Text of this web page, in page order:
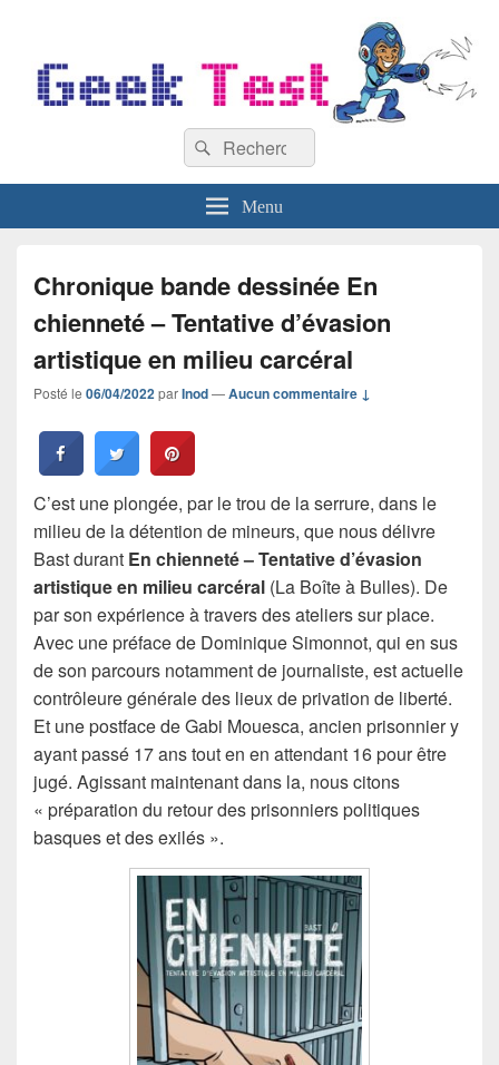
Recherche :
Rechercher
Menu
Chronique bande dessinée En
chienneté – Tentative d’évasion
artistique en milieu carcéral
Posté le 06/04/2022parInod—Aucun commentaire ↓
C’est une plongée, par le trou de la serrure, dans le
milieu de la détention de mineurs, que nous délivre
Bast durant En chienneté – Tentative d’évasion
artistique en milieu carcéral (La Boîte à Bulles). De
par son expérience à travers des ateliers sur place.
Avec une préface de Dominique Simonnot, qui en sus
de son parcours notamment de journaliste, est actuelle
contrôleure générale des lieux de privation de liberté.
Et une postface de Gabi Mouesca, ancien prisonnier y
ayant passé 17 ans tout en en attendant 16 pour être
jugé. Agissant maintenant dans la, nous citons
« préparation du retour des prisonniers politiques
basques et des exilés ».